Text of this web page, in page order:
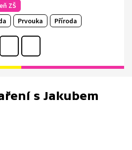
ZŠ
Prvouka Příroda
s Jakubem